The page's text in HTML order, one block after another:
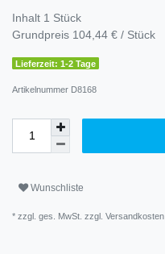
Inhalt 1 Stück
Grundpreis 104,44 € / Stück
Lieferzeit: 1-2 Tage
Artikelnummer D8168
Wunschliste
* zzgl. ges. MwSt. zzgl. Versandkosten